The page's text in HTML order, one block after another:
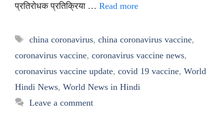
प्रतिरोधक प्रतिक्रिया … Read more
Tags
china coronavirus, china coronavirus vaccine,
coronavirus vaccine, coronavirus vaccine news,
coronavirus vaccine update, covid 19 vaccine, World
Hindi News, World News in Hindi
Leave a comment